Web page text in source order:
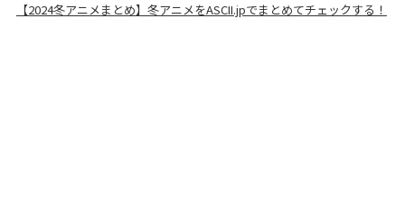
【2024冬アニメまとめ】冬アニメをASCII.jpでまとめてチェックする！